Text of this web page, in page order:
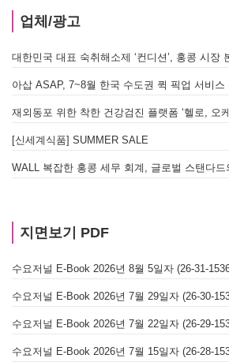
업체/광고
아삽 ASAP, 7~8월 한국 수도권 퀵 픽업 서비스
재외동포 위한 착한 건강검진 플랫폼 ‘헬로, 오
[신세계식품] SUMMER SALE
지면보기 PDF
수요저널 E-Book 2026년 8월 5일자 (26-31-
수요저널 E-Book 2026년 7월 29일자 (26-30-
수요저널 E-Book 2026년 7월 22일자 (26-29-
수요저널 E-Book 2026년 7월 15일자 (26-28-